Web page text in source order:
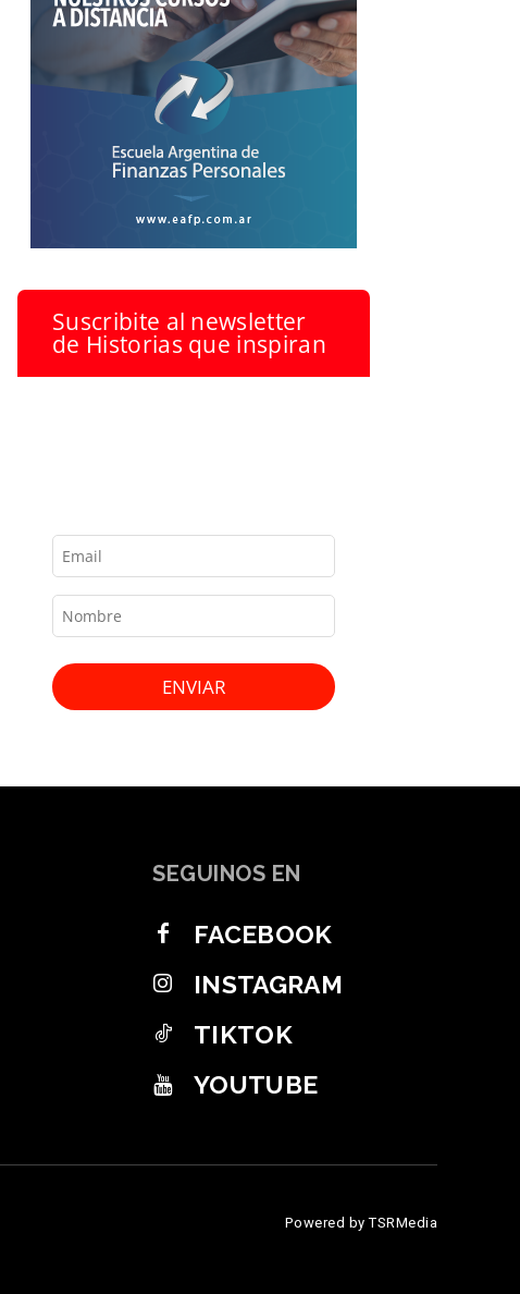
Suscribite al newsletter
de Historias que inspiran
ENVIAR
SEGUINOS EN
FACEBOOK
INSTAGRAM
TIKTOK
YOUTUBE
Powered by TSRMedia